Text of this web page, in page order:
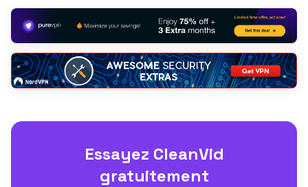
Essayez CleanVid
gratuitement